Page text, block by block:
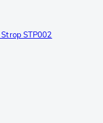
STP002